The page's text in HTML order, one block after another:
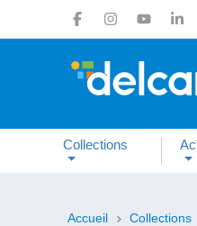
Collections
Accueil Collections